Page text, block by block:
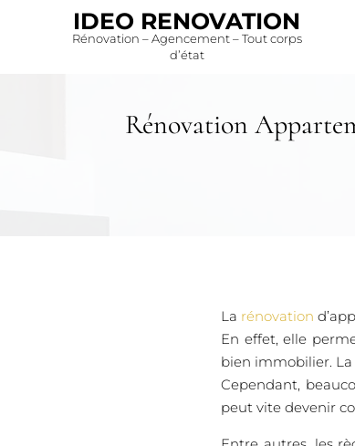
IDEO RENOVATION
Rénovation – Agencement – Tout corps
d’état
Rénovation
La rénovation
En effet, elle
bien immobilier.
Cependant,
peut vite devenir